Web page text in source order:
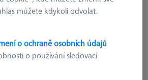
můžete kdykoli odvolat.
o ochraně osobních údajů
o používání sledovací